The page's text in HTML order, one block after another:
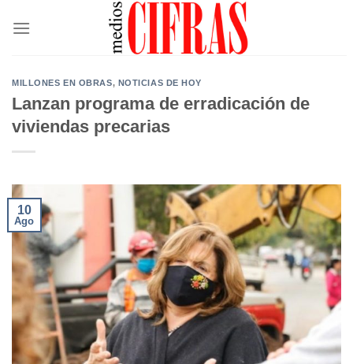
MILLONES EN OBRAS, NOTICIAS DE HOY
Lanzan programa de erradicación de
viviendas precarias
10
Ago